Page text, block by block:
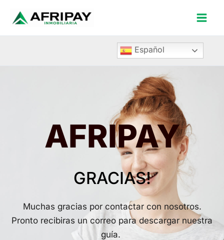
contenido
Español
AFRIPAY
GRACIAS!
Muchas gracias por contactar con nosotros.
Pronto recibiras un correo para descargar nuestra
guía.